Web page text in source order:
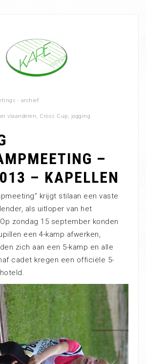
- archief
vlaanderen, Cross Cup, jogging
–
– KAPELLEN
krijgt stilaan een vaste
als uitloper van het
zondag 15 september konden
een 4-kamp afwerken,
zich aan een 5-kamp en alle
cadet kregen een officiële 5-